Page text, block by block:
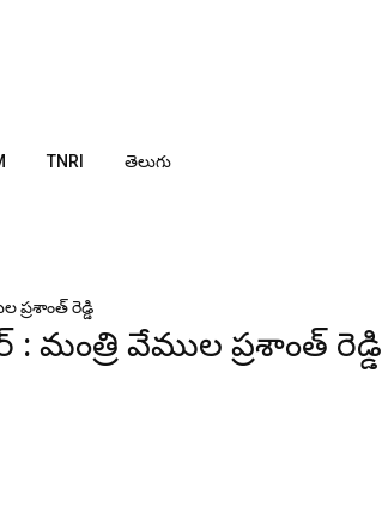
TNRI తెలుగు
ప్రశాంత్ రెడ్డి
మంత్రి వేముల ప్రశాంత్ రెడ్డి